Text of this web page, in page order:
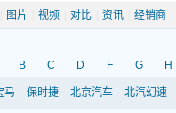
图片 视频 对比 资讯 经销商
B C D F G H
马 保时捷 北京汽车 北汽幻速